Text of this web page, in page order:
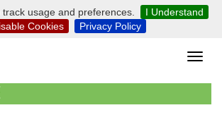
usage and preferences.
I Understand
Cookies
Privacy Policy